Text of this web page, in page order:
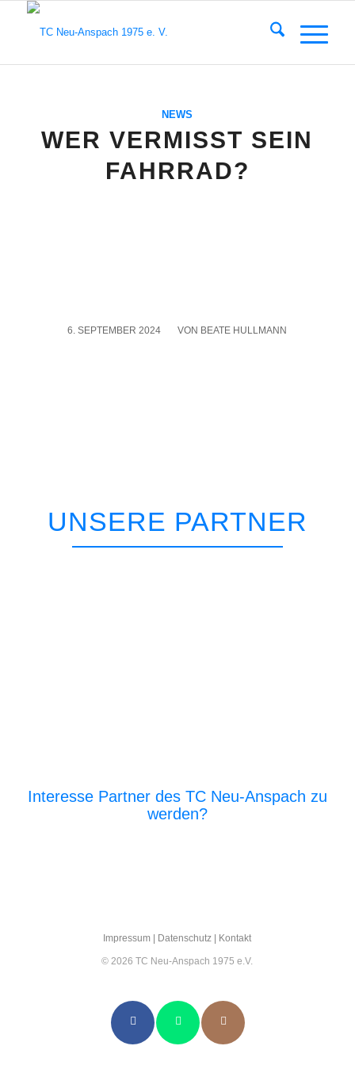
NEWS
WER VERMISST SEIN
FAHRRAD?
6. SEPTEMBER 2024
/ VON BEATE HULLMANN
UNSERE PARTNER
Interesse Partner des TC Neu-Anspach zu
werden?
Impres­sum | Daten­schutz | Kon­takt
© 2026 TC Neu-Anspach 1975 e.V.